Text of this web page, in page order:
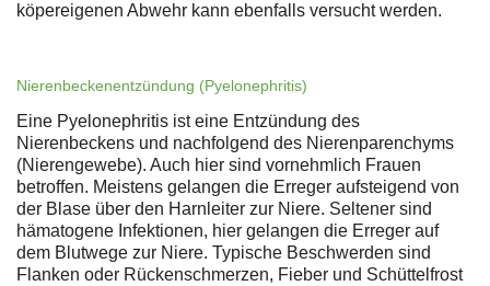
köpereigenen Abwehr kann ebenfalls versucht werden.
Nierenbeckenentzündung (Pyelonephritis)
Eine Pyelonephritis ist eine Entzündung des
Nierenbeckens und nachfolgend des Nierenparenchyms
(Nierengewebe). Auch hier sind vornehmlich Frauen
betroffen. Meistens gelangen die Erreger aufsteigend von
der Blase über den Harnleiter zur Niere. Seltener sind
hämatogene Infektionen, hier gelangen die Erreger auf
dem Blutwege zur Niere. Typische Beschwerden sind
Flanken oder Rückenschmerzen, Fieber und Schüttelfrost